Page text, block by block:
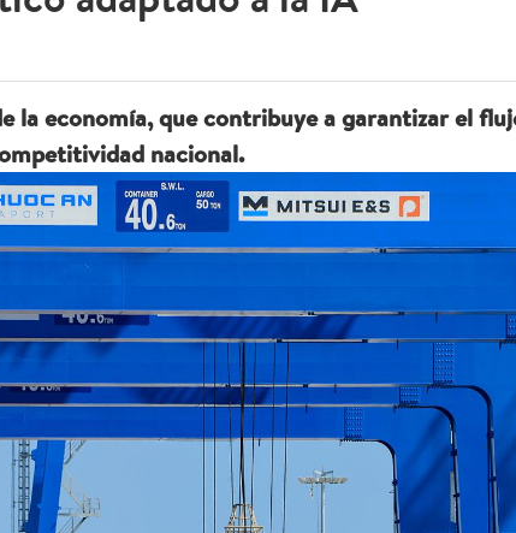
la economía, que contribuye a garantizar el
nacional.